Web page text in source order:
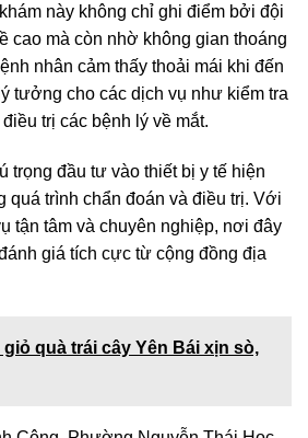
này không chỉ ghi điểm bởi đội
cao mà còn nhờ không gian thoáng
nhân cảm thấy thoải mái khi đến
tưởng cho các dịch vụ như kiểm tra
trị các bệnh lý về mắt.
trọng đầu tư vào thiết bị y tế hiện
quá trình chẩn đoán và điều trị. Với
tận tâm và chuyên nghiệp, nơi đây
giá tích cực từ cộng đồng địa
giỏ quà trái cây Yên Bái xịn sò,